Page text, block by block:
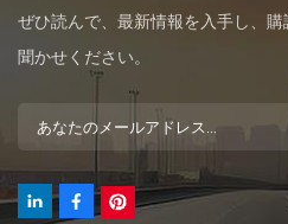
により、長時間着用しても快適
利なカスタマイズプロセス選択
トフォームにアクセスし、ヘ
設計を開始します。パーソナ
ト、複雑なパターンなど、当社
は、それを実現するのに役立ち
ンが完了したら、注文を送信
ぜひ読んで、最新情報を入手し、
聞かせください。